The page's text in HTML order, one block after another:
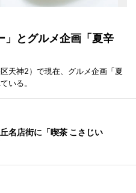
」とグルメ企画「夏辛
天神2）で現在、グルメ企画「夏
いる。
名店街に「喫茶 こさじい